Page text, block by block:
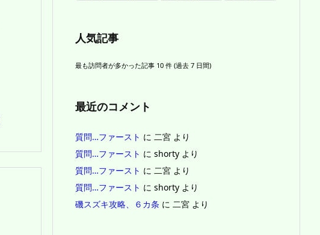
人気記事
最も訪問者が多かった記事 10 件 (過去 7 日間)
最近のコメント
質問…ファースト に 二宮 より
質問…ファースト に shorty より
質問…ファースト に 二宮 より
質問…ファースト に shorty より
磯スズキ攻略、６カ条 に 二宮 より